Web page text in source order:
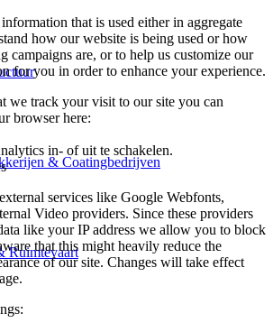
& Coatingbedrijven
Ruimtevaart
that is used either in aggregate
how our website is being used or how
campaigns are, or to help us customize our
for you in order to enhance your experience.
we track your visit to our site you can
browser here:
in- of uit te schakelen.
services like Google Webfonts,
Video providers. Since these providers
like your IP address we allow you to block
that this might heavily reduce the
of our site. Changes will take effect